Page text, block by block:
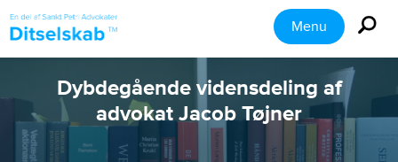
Menu
Dybdegående vidensdeling af
advokat Jacob Tøjner